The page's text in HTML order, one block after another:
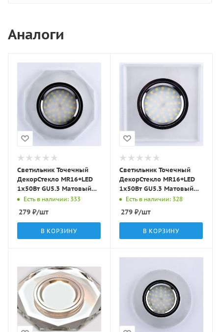
Аналоги
Светильник Точечный
ДекорСтекло MR16+LED
1х50Вт GU5.3 Матовый
D90х10мм IP20 D0801
Есть в наличии: 333
279 ₽/шт
В КОРЗИНУ
Светильник Точечный
ДекорСтекло MR16+LED
1х50Вт GU5.3 Матовый
90х90х10мм IP20 D0001
Есть в наличии: 328
279 ₽/шт
В КОРЗИНУ